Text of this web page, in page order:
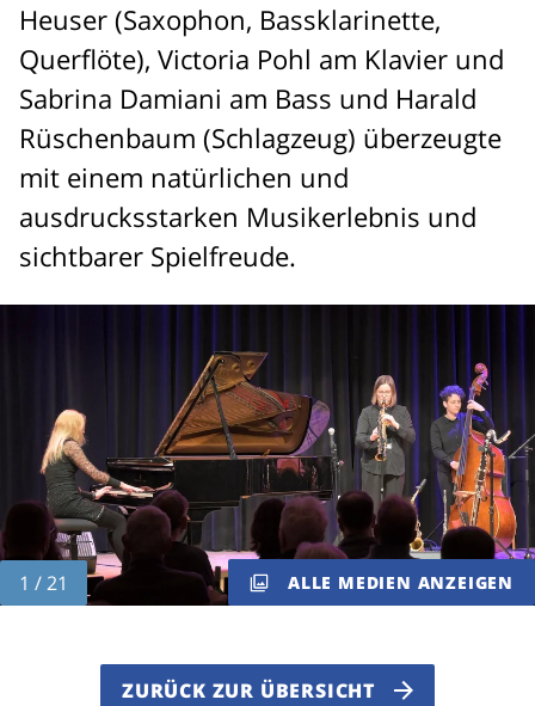
Heuser (Saxophon, Bassklarinette,
Querflöte), Victoria Pohl am Klavier und
Sabrina Damiani am Bass und Harald
Rüschenbaum (Schlagzeug) überzeugte
mit einem natürlichen und
ausdrucksstarken Musikerlebnis und
sichtbarer Spielfreude.
ALLE MEDIEN ANZEIGEN
ZURÜCK ZUR ÜBERSICHT